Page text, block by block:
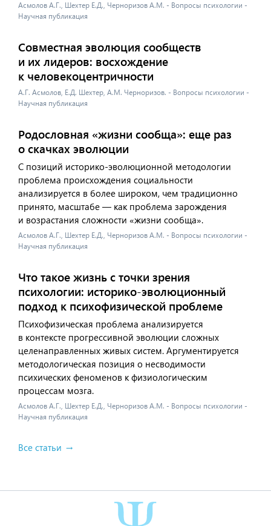
Асмолов А.Г., Шехтер Е.Д., Черноризов А.М. - Вопросы психологии -
Научная публикация
Совместная эволюция сообществ
и их лидеров: восхождение
к человекоцентричности
А.Г. Асмолов, Е.Д. Шехтер, А.М. Черноризов. - Вопросы психологии -
Научная публикация
Родословная «жизни сообща»: еще раз
о скачках эволюции
С позиций историко-эволюционной методологии
проблема происхождения социальности
анализируется в более широком, чем традиционно
принято, масштабе — как проблема зарождения
и возрастания сложности «жизни сообща».
Асмолов А.Г., Шехтер Е.Д., Черноризов А.М. - Вопросы психологии -
Научная публикация
Что такое жизнь с точки зрения
психологии: историко-эволюционный
подход к психофизической проблеме
Психофизическая проблема анализируется
в контексте прогрессивной эволюции сложных
целенаправленных живых систем. Аргументируется
методологическая позиция о несводимости
психических феноменов к физиологическим
процессам мозга.
Асмолов А.Г., Шехтер Е.Д., Черноризов А.М. - Вопросы психологии -
Научная публикация
Все статьи